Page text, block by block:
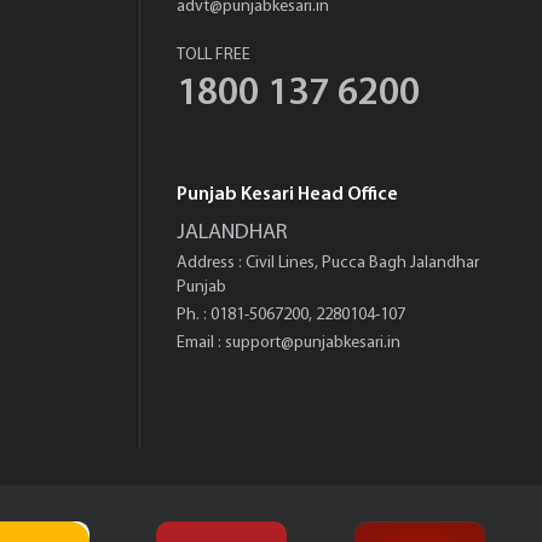
advt@punjabkesari.in
TOLL FREE
1800 137 6200
Punjab Kesari Head Office
JALANDHAR
Address : Civil Lines, Pucca Bagh Jalandhar
Punjab
Ph. : 0181-5067200, 2280104-107
Email : support@punjabkesari.in